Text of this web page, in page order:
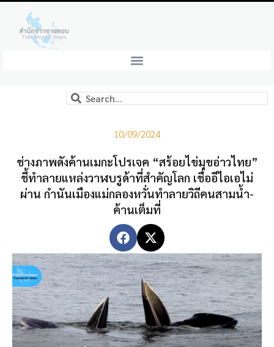
10/09/2024
ช่างภาพดังค้านเมกะโปรเจค “สร้อยไข่มุขอ่าวไทย”
ชี้ทำลายแหล่งวาฬบรูด้าที่สำคัญโลก เชื่ออีไอเอไม่
ผ่าน กำนันเมืองแม่กลองหวั่นทำลายวิถีคนสามน้ำ-
ค้านเต็มที่